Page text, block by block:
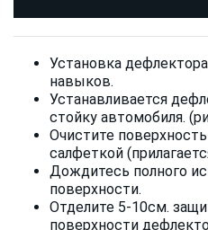
Установка
навыков.
Устанавливается
стойку автомобиля.
Очистите
салфеткой
Дождитесь полного
поверхности.
Отделите 5-10см.
поверхности